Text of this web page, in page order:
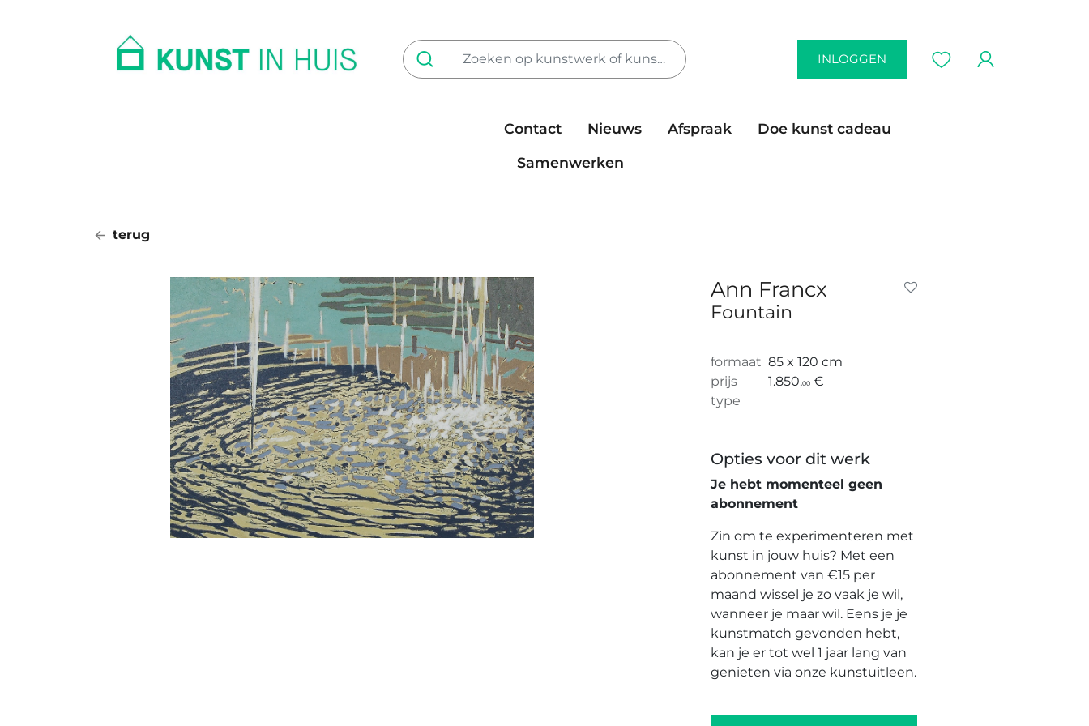
INLOGGEN
Contact Nieuws Afspraak
Doe kunst cadeau
Samenwerken
terug
Ann Francx
Fountain
formaat 85 x 120 cm
prijs
1.850,00 €
type
Opties voor dit werk
Je hebt momenteel geen
abonnement
Zin om te experimenteren met
kunst in jouw huis? Met een
abonnement van €15 per
maand wissel je zo vaak je wil,
wanneer je maar wil. Eens je je
kunstmatch gevonden hebt,
kan je er tot wel 1 jaar lang van
genieten via onze kunstuitleen.